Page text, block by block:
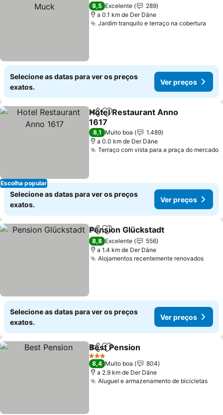
8,5 Excelente
289
a 0.1 km de Der Däne
Jardim tranquilo e terraço na cobertura
Selecione as datas para ver os preços
exatos.
Ver preços
Escolha popular
PartilharAdicionar aos favoritos
Hotel Restaurant Anno
1617
8,1 Muito boa
1.489
a 0.0 km de Der Däne
Terraço com vista para a praça do mercado
Selecione as datas para ver os preços
exatos.
Ver preços
PartilharAdicionar aos favoritos
Pension Glückstadt
8,8 Excelente
556
a 1.4 km de Der Däne
Alojamentos recentemente renovados
Selecione as datas para ver os preços
exatos.
Ver preços
PartilharAdicionar aos favoritos
Best Pension
3 Estrelas
8,4 Muito boa
804
a 2.9 km de Der Däne
Aluguel e armazenamento de bicicletas